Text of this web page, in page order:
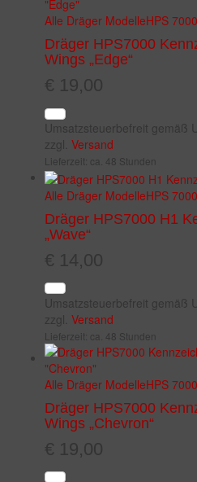
Alle Dräger ModelleHPS 7000
Dräger HPS7000
Wings „Edge“
€ 19,00
Umsatzsteuerbefreit gemäß
zzgl. Versand
Lieferzeit: ca. 48 Stunden
Alle Dräger ModelleHPS 7000
Dräger HPS7000 H1
„Wave“
€ 14,00
Umsatzsteuerbefreit gemäß
zzgl. Versand
Lieferzeit: ca. 48 Stunden
Alle Dräger ModelleHPS 7000
Dräger HPS7000
Wings „Chevron“
€ 19,00